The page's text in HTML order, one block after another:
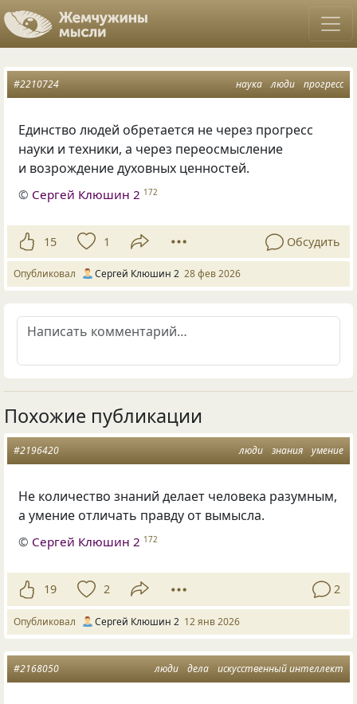
наука люди прогресс
#2210724
Единство людей обретается не через прогресс
науки и техники, а через переосмысление
и возрождение духовных ценностей.
© Сергей Клюшин 2 172
15 1 Обсудить
Опубликовал Сергей Клюшин 2 28 фев 2026
Похожие публикации
люди знания умение
#2196420
Не количество знаний делает человека разумным,
а умение отличать правду от вымысла.
© Сергей Клюшин 2 172
19 2 2
Опубликовал Сергей Клюшин 2 12 янв 2026
люди дела искусственный интеллект
#2168050